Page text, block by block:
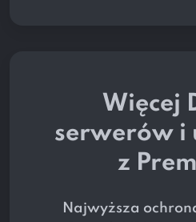
Więcej
serwerów i
z
Najwyższa